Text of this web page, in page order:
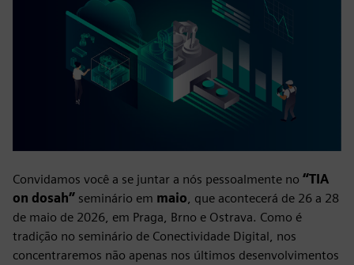
Convidamos você a se juntar a nós pessoalmente no “TIA
on dosah” seminário em maio , que acontecerá de 26 a 28
de maio de 2026, em Praga, Brno e Ostrava. Como é
tradição no seminário de Conectividade Digital, nos
concentraremos não apenas nos últimos desenvolvimentos